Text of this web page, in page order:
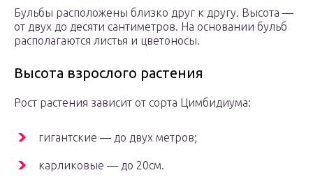
Бульбы расположены близко друг к другу. Высота —
от двух до десяти сантиметров. На основании бульб
располагаются листья и цветоносы.
Высота взрослого растения
Рост растения зависит от сорта Цимбидиума:
гигантские — до двух метров;
карликовые — до 20см.